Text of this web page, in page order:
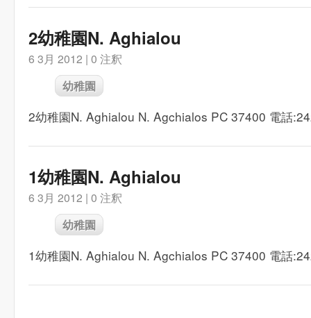
2幼稚園N. Aghialou
6 3月 2012 | 0 注釈
幼稚園
2幼稚園N. Aghialou N. Agchialos PC 37400 電話
1幼稚園N. Aghialou
6 3月 2012 | 0 注釈
幼稚園
1幼稚園N. Aghialou N. Agchialos PC 37400 電話